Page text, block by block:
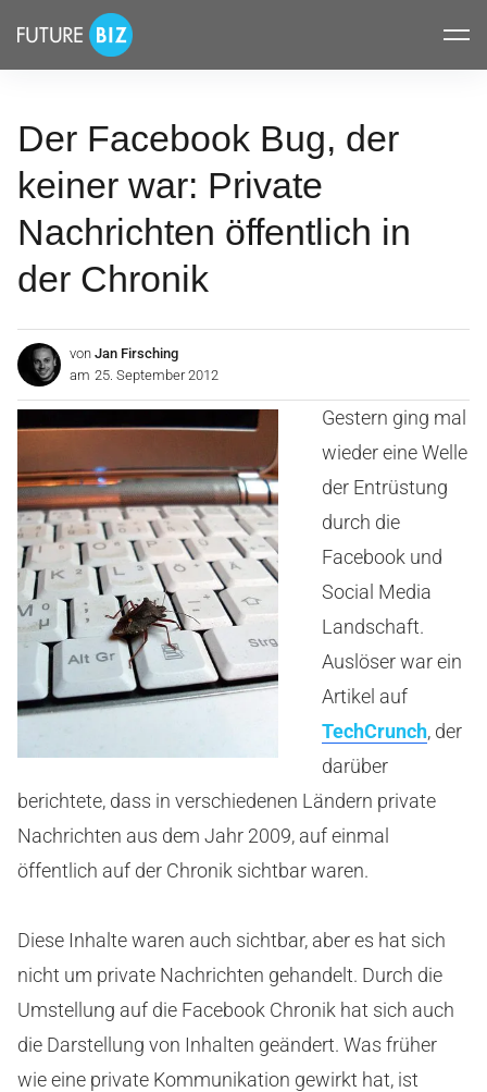
überspringen
FUTUREBIZ
Der Facebook Bug, der
keiner war: Private
Nachrichten öffentlich in
der Chronik
von Jan Firsching
am 25. September 2012
Gestern ging mal
wieder eine Welle
der Entrüstung
durch die
Facebook und
Social Media
Landschaft.
Auslöser war ein
Artikel auf
TechCrunch, der
darüber
berichtete, dass in verschiedenen Ländern private
Nachrichten aus dem Jahr 2009, auf einmal
öffentlich auf der Chronik sichtbar waren.
Diese Inhalte waren auch sichtbar, aber es hat sich
nicht um private Nachrichten gehandelt. Durch die
Umstellung auf die Facebook Chronik hat sich auch
die Darstellung von Inhalten geändert. Was früher
wie eine private Kommunikation gewirkt hat, ist